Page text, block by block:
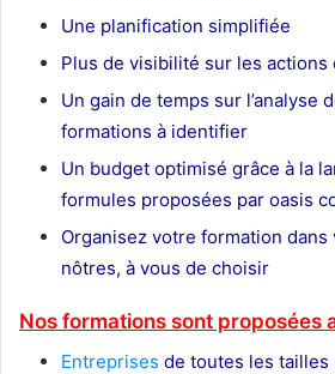
Une planification simplifiée
Plus de visibilité sur les actions
Un gain de temps sur l’analyse
formations à identifier
Un budget optimisé grâce à la
formules proposées par oasis
Organisez votre formation dans
nôtres, à vous de choisir
Nos formations sont proposées
Entreprises de toutes les tailles